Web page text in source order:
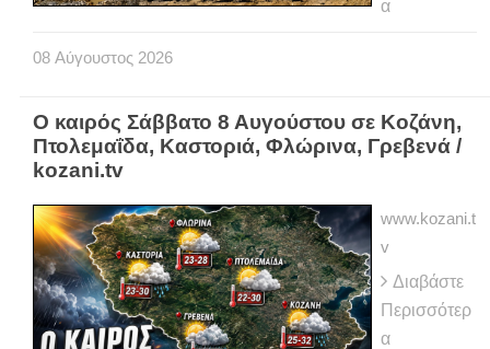
α
08 Αύγουστος 2026
Ο καιρός Σάββατο 8 Αυγούστου σε Κοζάνη,
Πτολεμαΐδα, Καστοριά, Φλώρινα, Γρεβενά /
kozani.tv
www.kozani.t
v
Διαβάστε
Περισσότερ
α